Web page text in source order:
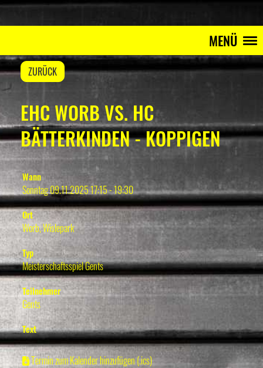
MENÜ
ZURÜCK
EHC WORB VS. HC
BÄTTERKINDEN - KOPPIGEN
Wann
Sonntag 09.11.2025 17:15 - 19:30
Ort
Worb, Wislepark
Typ
Meisterschaftsspiel Gents
Teilnehmer
Gents
Text
Termin zum Kalender hinzufügen (.ics)